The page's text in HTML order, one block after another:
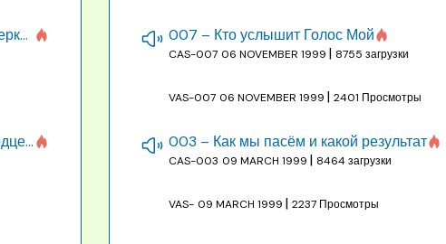
1553 – Помышление о восхищении Церкви на бракосочетании, во всякое время
1552 – Где сокровище наше – там сердце, там помышления
007 – Кто услышит Голос Мой
CAS-007 06 NOVEMBER 1999 | 8755 загрузки
VAS-007 06 NOVEMBER 1999 |2401 Просмотры
003 – Как мы пасём и какой результат
CAS-003 09 MARCH 1999 | 8464 загрузки
VAS- 09 MARCH 1999 |2237 Просмотры